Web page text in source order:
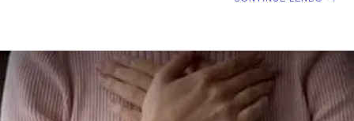
vontade de Deus para o casamento é que ele seja
vitalício. Na continuidade do Sermão do Monte, Jesus
condena o adultério. LEITURA DIÁRIA Segunda – Hb